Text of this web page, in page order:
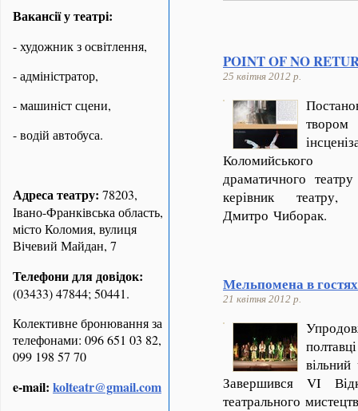
Вакансії у театрі:
- художник з освітлення,
- адміністратор,
- машиніст сцени,
- водій автобуса.
Адреса театру: 78203,
Івано-Франківська область,
місто Коломия, вулиця
Вічевий Майдан, 7
Телефони для довідок:
(03433) 47844; 50441.
Колективне бронювання за
телефонами: 096 651 03 82,
099 198 57 70
e-mail: kolteatr@gmail.com
POINT OF NO
25 квітня 2012 р.
твором
Коломийського
драматичного
керівник театру,
Дмитро Чиборак.
Мельпомена в
21 квітня 2012 р.
Завершився VI
театрального